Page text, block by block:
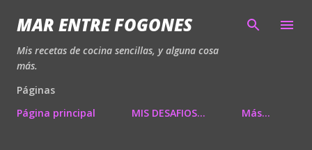
Ir al contenido principal
MAR ENTRE FOGONES
Mis recetas de cocina sencillas, y alguna cosa
más.
Páginas
Página principal
MIS DESAFIOS... Más…